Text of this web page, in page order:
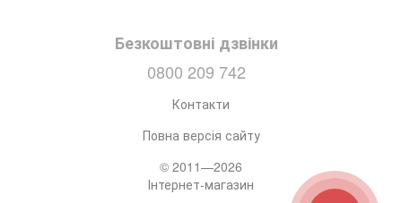
Безкоштовні дзвінки
0800 209 742
Контакти
Повна версія сайту
© 2011—2026
Інтернет-магазин